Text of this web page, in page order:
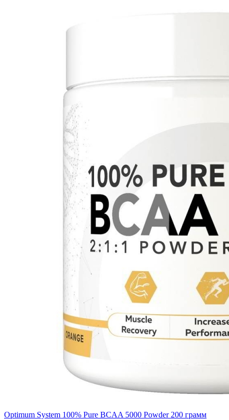
Optimum System 100% Pure BCAA 5000 Powder 200 грамм